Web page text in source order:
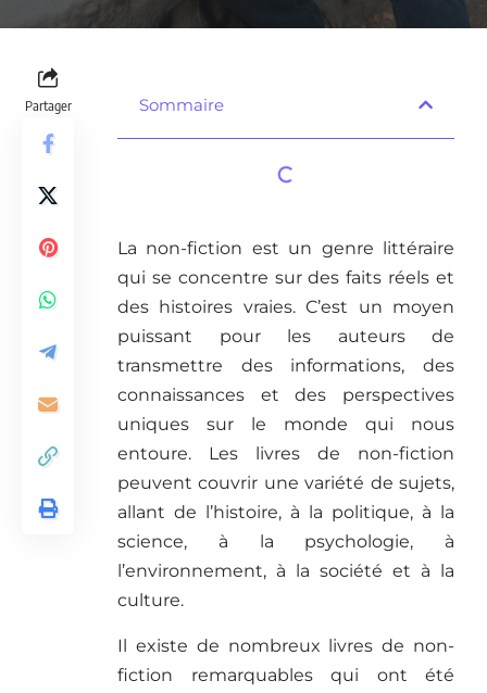
Partager Sommaire
La non-fiction est un genre littéraire
qui se concentre sur des faits réels et
des histoires vraies. C’est un moyen
puissant pour les auteurs de
transmettre des informations, des
connaissances et des perspectives
uniques sur le monde qui nous
entoure. Les livres de non-fiction
peuvent couvrir une variété de sujets,
allant de l’histoire, à la politique, à la
science, à la psychologie, à
l’environnement, à la société et à la
culture.
Il existe de nombreux livres de non-
fiction remarquables qui ont été